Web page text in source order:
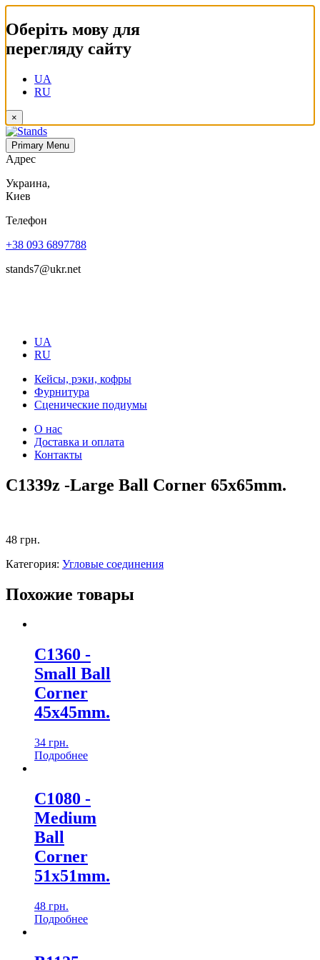
Оберіть мову для
перегляду сайту
UA
RU
×
Primary Menu
Адрес
Украина,
Киев
Телефон
+38 093 6897788
stands7@ukr.net
UA
RU
Кейсы, рэки, кофры
Фурнитура
Сценические подиумы
О нас
Доставка и оплата
Контакты
C1339z -Large Ball Corner 65x65mm.
48 грн.
Категория: Угловые соединения
Похожие товары
C1360 -
Small Ball
Corner
45x45mm.
34 грн.
Подробнеe
С1080 -
Medium
Ball
Corner
51х51mm.
48 грн.
Подробнеe